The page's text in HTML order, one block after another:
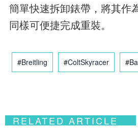
簡單快速拆卸錶帶，將其作
同樣可便捷完成重裝。
#Breitling #ColtSkyracer
RELATED ARTICLE